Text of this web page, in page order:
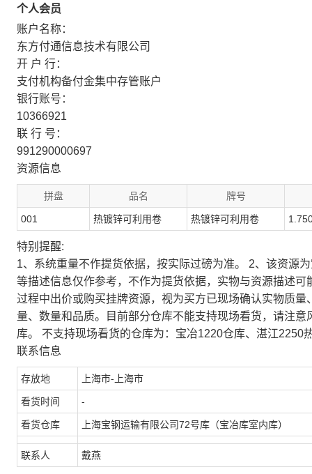
个人会员
账户名称：
东方付通信息技术有限公司
开 户 行：
支付机构备付金集中存管账户
银行账号：
10366921
联 行 号：
991290000697
资源信息
拼盘 品名 牌号
001 热镀锌可利用卷 热镀锌可利用卷
特别提醒:
1、系统重量不作提货依据，按实际过磅为准。 2、该资源
等描述信息仅作参考，不作为提货依据，实物与资源描述
过程中出价或购买挂牌资源，视为买方已现场确认实物质
量、数量和品质。目前部分仓库不能支持现场看货，请注
库。 不支持现场看货的仓库为：宝冶1220仓库、湛江2250
联系信息
存放地 上海市-上海市
看货时间 -
看货仓库 上海宝钢运输有限公司72号库（宝冶库室内库）
联系人 戴燕